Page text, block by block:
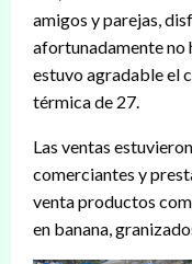
amigos y parejas,
afortunadamente no
estuvo agradable el
térmica de 27.
Las ventas
comerciantes y
venta productos
en banana,